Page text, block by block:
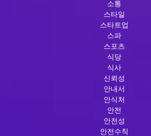
소통
스타일
스타트업
스파
스포츠
식당
식사
신뢰성
안내서
안식처
안전
안전성
안전수칙